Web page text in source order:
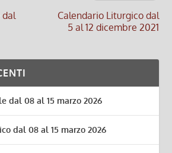
dal
Calendario Liturgico dal
5 al 12 dicembre 2021
dal 08 al 15 marzo 2026
dal 08 al 15 marzo 2026